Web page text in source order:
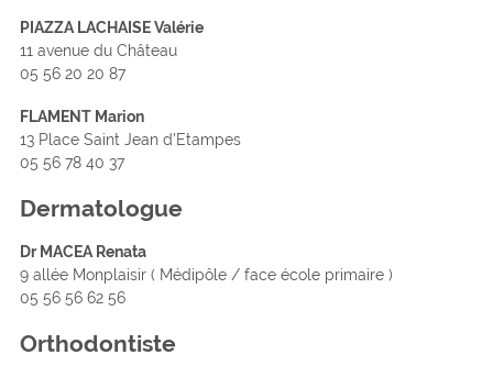
PIAZZA LACHAISE Valérie
11 avenue du Château
05 56 20 20 87
FLAMENT Marion
13 Place Saint Jean d’Etampes
05 56 78 40 37
Dermatologue
Dr MACEA Renata
9 allée Monplaisir ( Médipôle / face école primaire )
05 56 56 62 56
Orthodontiste